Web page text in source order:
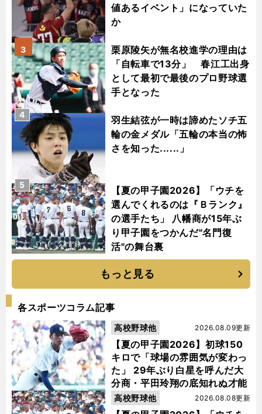
値あるイベント」になっていた
か
栗原陵矢が無名校進学の理由は
「自転車で13分」 春江工出身
として最初で最後のプロ野球選
手となった
3
羽生結弦が一時は諦めたソチ五
輪の金メダル「五輪の本当の怖
さを知った......」
4
【夏の甲子園2026】「ウチを
選んでくれるのは『Ｂランク』
の選手たち」 八幡商が15年ぶ
り甲子園をつかんだ"名門復
活"の舞台裏
5
もっと見る
各スポーツコラム記事
【夏の甲子園2026】初球150
キロで「球場の雰囲気が変わっ
た」 29年ぶり白星を呼んだ大
分商・平田玲翔の底知れぬ才能
2026.08.09更新
高校野球他
2026.08.08更新
高校野球他